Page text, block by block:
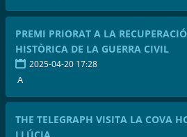
PREMI PRIORAT A LA
HISTÒRICA DE LA GUERRA CIVIL
2025-04-20 17:28
A
THE TELEGRAPH VISITA LA COVA